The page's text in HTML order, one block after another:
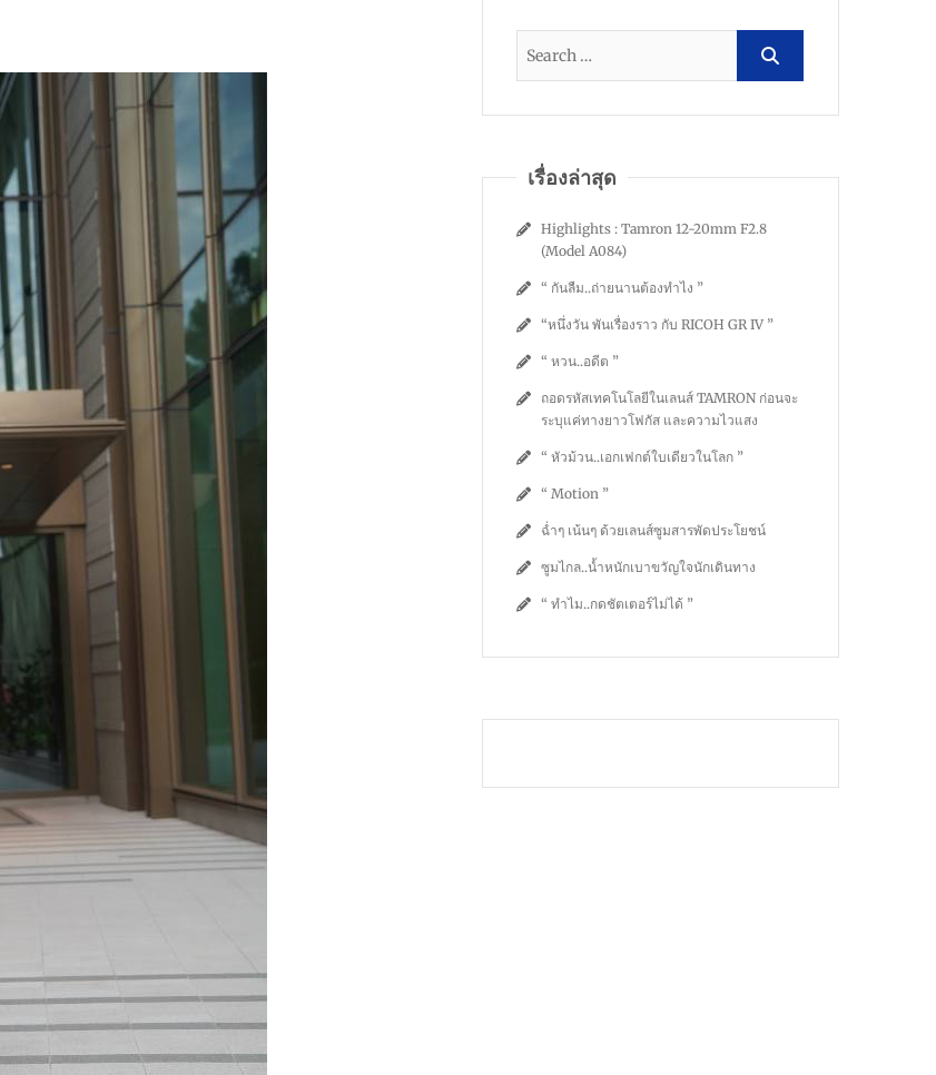
เรื่องล่าสุด
Highlights : Tamron 12-20mm F2.8
(Model A084)
“ กันลืม..ถ่ายนานต้องทำไง ”
“หนึ่งวัน พันเรื่องราว กับ RICOH GR IV ”
“ หวน..อดีต ”
ถอดรหัสเทคโนโลยีในเลนส์ TAMRON ก่อนจะ
ระบุแค่ทางยาวโฟกัส และความไวแสง
“ หัวม้วน..เอกเฟกต์ใบเดียวในโลก ”
“ Motion ”
ฉ่ำๆ เน้นๆ ด้วยเลนส์ซูมสารพัดประโยชน์
ซูมไกล..น้ำหนักเบาขวัญใจนักเดินทาง
“ ทำไม..กดชัตเตอร์ไม่ได้ ”